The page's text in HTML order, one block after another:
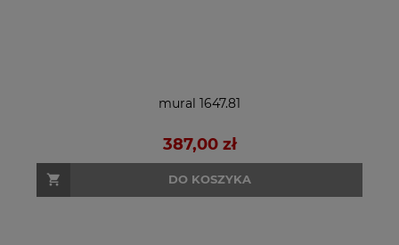
mural 1647.81
387,00 zł
DO KOSZYKA